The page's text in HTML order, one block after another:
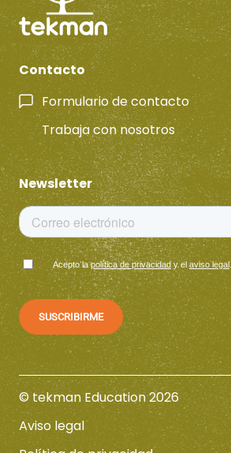
Contacto
Formulario de contacto
Trabaja con nosotros
Newsletter
Acepto lapolítica de privacidady el aviso legal.
© tekman Education 2026
Aviso legal